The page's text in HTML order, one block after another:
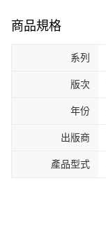
商品規格
系列
版次
年份
出版商
產品型式